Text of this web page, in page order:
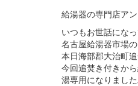
給湯器の専門店ア
いつもお世話になっ
名古屋給湯器市場
本日海部郡大治町
今回追焚き付きか
湯専用になりまし